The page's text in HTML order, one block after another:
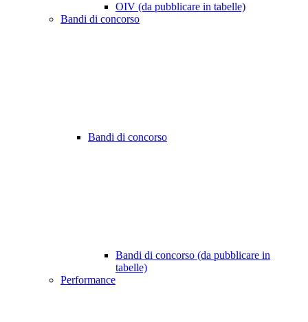
OIV (da pubblicare in tabelle)
Bandi di concorso
Bandi di concorso
Bandi di concorso (da pubblicare in
tabelle)
Performance